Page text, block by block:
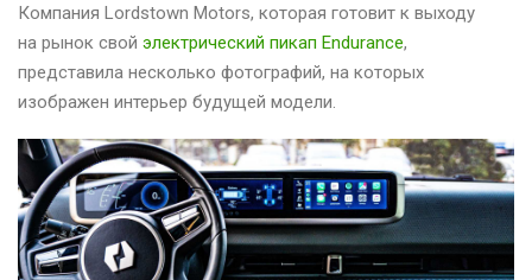
Компания Lordstown Motors, которая готовит к выходу
на рынок свой электрический пикап Endurance,
представила несколько фотографий, на которых
изображен интерьер будущей модели.